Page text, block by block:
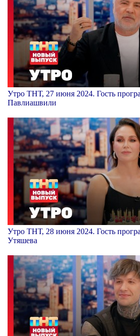
Утро ТНТ, 27 июня 2024. Гость
Павлиашвили
Утро ТНТ, 28 июня 2024. Гость
Утяшева